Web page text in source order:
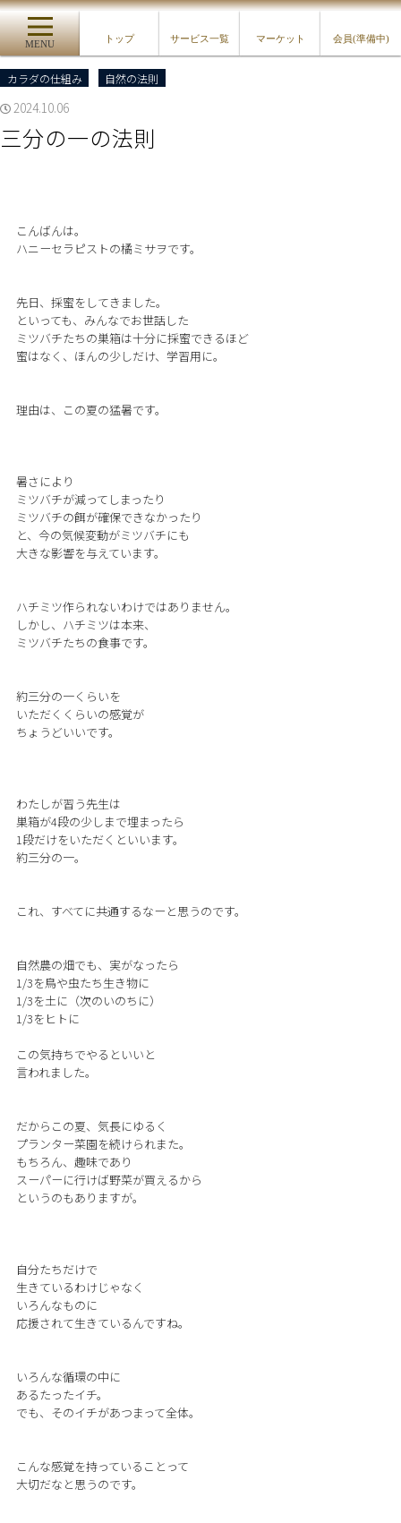
MENU
トップ サービス一覧 マーケット 会員(準備中)
カラダの仕組み 自然の法則
2024.10.06
三分の一の法則
こんばんは。
ハニーセラピストの橘ミサヲです。
先日、採蜜をしてきました。
といっても、みんなでお世話した
ミツバチたちの巣箱は十分に採蜜できるほど
蜜はなく、ほんの少しだけ、学習用に。
理由は、この夏の猛暑です。
暑さにより
ミツバチが減ってしまったり
ミツバチの餌が確保できなかったり
と、今の気候変動がミツバチにも
大きな影響を与えています。
ハチミツ作られないわけではありません。
しかし、ハチミツは本来、
ミツバチたちの食事です。
約三分の一くらいを
いただくくらいの感覚が
ちょうどいいです。
わたしが習う先生は
巣箱が4段の少しまで埋まったら
1段だけをいただくといいます。
約三分の一。
これ、すべてに共通するなーと思うのです。
自然農の畑でも、実がなったら
1/3を鳥や虫たち生き物に
1/3を土に（次のいのちに）
1/3をヒトに
この気持ちでやるといいと
言われました。
だからこの夏、気長にゆるく
プランター菜園を続けられまた。
もちろん、趣味であり
スーパーに行けば野菜が買えるから
というのもありますが。
自分たちだけで
生きているわけじゃなく
いろんなものに
応援されて生きているんですね。
いろんな循環の中に
あるたったイチ。
でも、そのイチがあつまって全体。
こんな感覚を持っていることって
大切だなと思うのです。